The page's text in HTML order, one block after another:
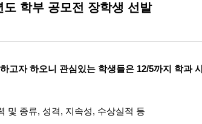
학부 공모전 장학생 선발
고자 하오니 관심있는 학생들은 12/5까지 학과
및 종류, 성격, 지속성, 수상실적 등